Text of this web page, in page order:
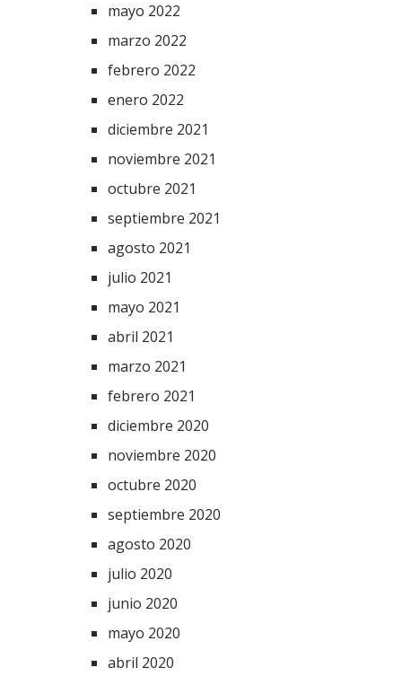
mayo 2022
marzo 2022
febrero 2022
enero 2022
diciembre 2021
noviembre 2021
octubre 2021
septiembre 2021
agosto 2021
julio 2021
mayo 2021
abril 2021
marzo 2021
febrero 2021
diciembre 2020
noviembre 2020
octubre 2020
septiembre 2020
agosto 2020
julio 2020
junio 2020
mayo 2020
abril 2020